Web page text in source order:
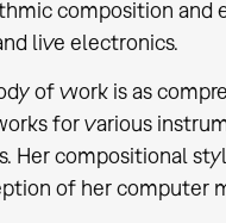
composition and
live electronics.
of work is as
for various
Her compositional
of her computer